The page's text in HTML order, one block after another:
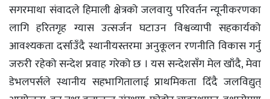
सगरमाथा संवादले हिमाली क्षेत्रको जलवायु परिवर्तन न्यूनीकरणका
लागि हरितगृह ग्यास उत्सर्जन घटाउन विश्वव्यापी सहकार्यको
आवश्यकता दर्साउँदै स्थानीयस्तरमा अनुकूलन रणनीति विकास गर्नु
जरुरी रहेको सन्देश प्रवाह गरेको छ । यस सन्देशसँग मेल खाँदै, मेवा
डेभलपर्सले स्थानीय सहभागितालाई प्राथमिकता दिँदै जलविद्युत्‌